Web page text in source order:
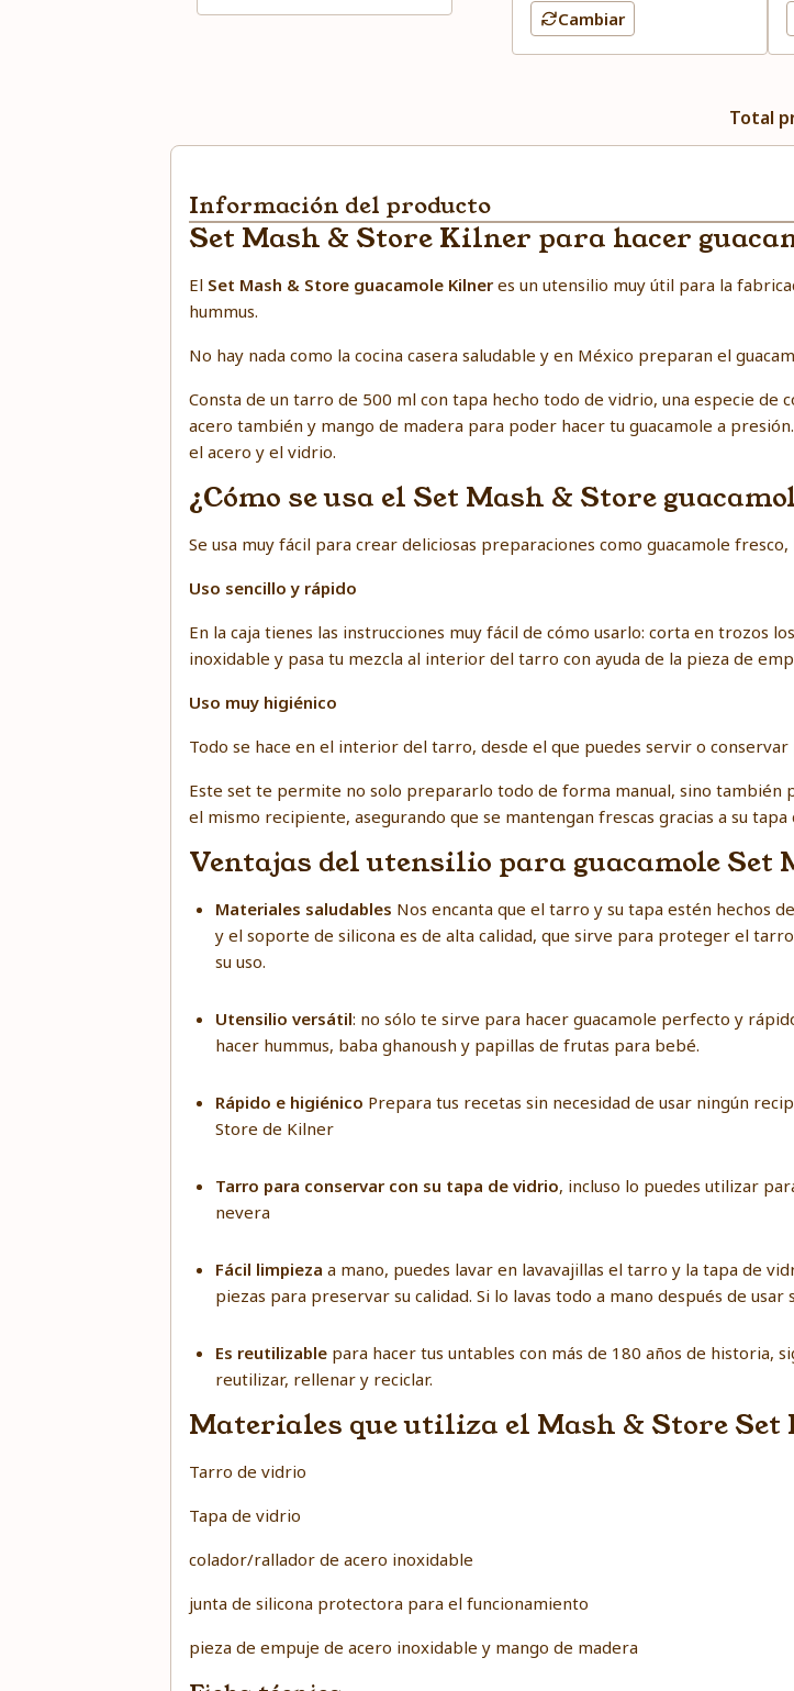
Cambiar
Total
Información del producto
Set Mash & Store Kilner para hacer
El Set Mash & Store guacamole Kilneres un utensilio muy útil para la
hummus.
No hay nada como la cocina casera saludable y en México preparan el
Consta de un tarro de 500 ml con tapa hecho todo de vidrio, una especie
acero también y mango de madera para poder hacer tu guacamole a
el acero y el vidrio.
¿Cómo se usa el Set Mash & Store
Se usa muy fácil para crear deliciosas preparaciones como guacamole
Uso sencillo y rápido
En la caja tienes las instrucciones muy fácil de cómo usarlo: corta en trozos
inoxidable y pasa tu mezcla al interior del tarro con ayuda de la pieza de
Uso muy higiénico
Todo se hace en el interior del tarro, desde el que puedes servir o conservar
Este set te permite no solo prepararlo todo de forma manual, sino
el mismo recipiente, asegurando que se mantengan frescas gracias a su tapa
Ventajas del utensilio para guacamole Set
Materiales saludables Nos encanta que el tarro y su tapa estén hechos
y el soporte de silicona es de alta calidad, que sirve para proteger el
su uso.
Utensilio versátil: no sólo te sirve para hacer guacamole perfecto y
hacer hummus, baba ghanoush y papillas de frutas para bebé.
Rápido e higiénico Prepara tus recetas sin necesidad de usar ningún
Store de Kilner
Tarro para conservar con su tapa de vidrio, incluso lo puedes utilizar
nevera
Fácil limpieza a mano, puedes lavar en lavavajillas el tarro y la tapa de
piezas para preservar su calidad. Si lo lavas todo a mano después de
Es reutilizable para hacer tus untables con más de 180 años de historia,
reutilizar, rellenar y reciclar.
Materiales que utiliza el Mash & Store Set
Tarro de vidrio
Tapa de vidrio
colador/rallador de acero inoxidable
junta de silicona protectora para el funcionamiento
pieza de empuje de acero inoxidable y mango de madera